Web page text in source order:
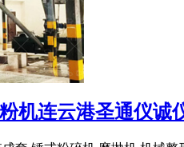
机连云港圣通仪诚